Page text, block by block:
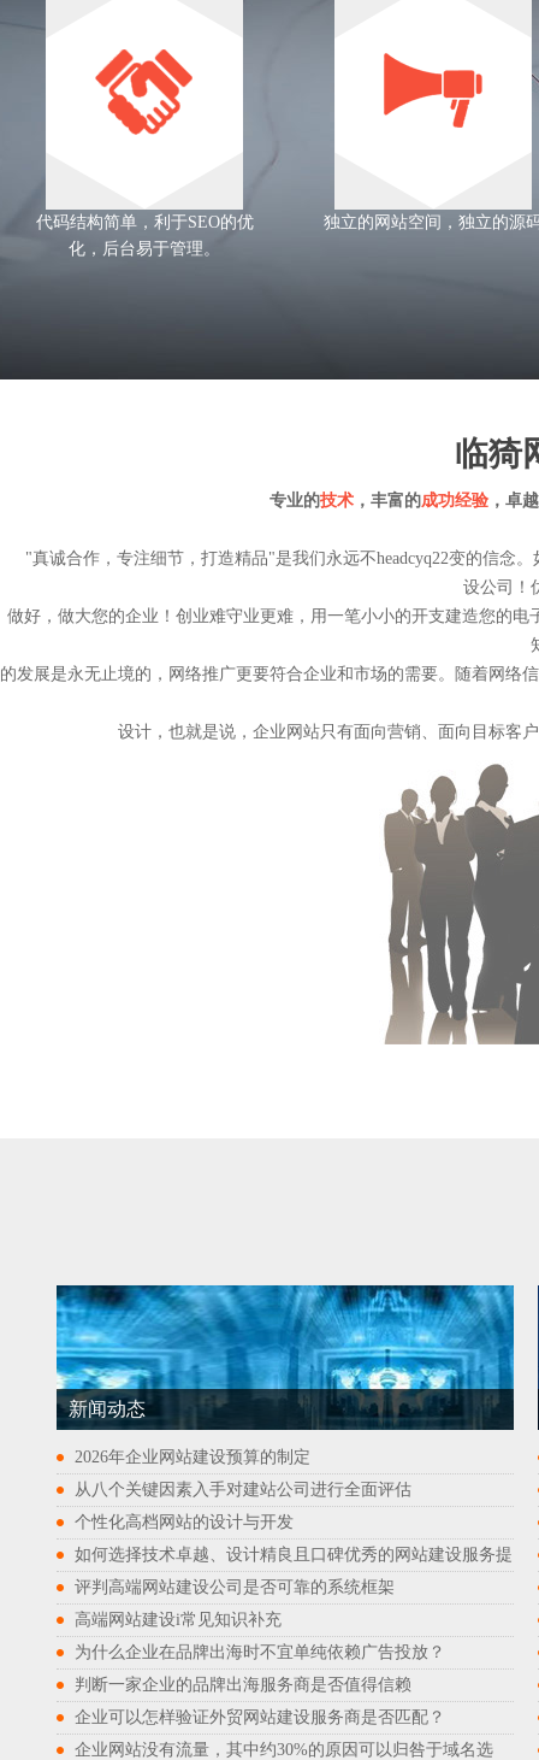
代码结构简单，利于SEO的优
化，后台易于管理。
独立的网站空间，独立的源
临猗
专业的技术 ，丰富的成功经验 ，卓
"真诚合作，专注细节，打造精品"是我们永远不headcyq22变的信念。
设公司
做好，做大您的企业！创业难守业更难，用一笔小小的开支建造您的
的发展是永无止境的，网络推广更要符合企业和市场的需要。随着网络
设计，也就是说，企业网站只有面向营销、面向目标客
新闻动态
2026年企业网站建设预算的制定
从八个关键因素入手对建站公司进行全面评估
个性化高档网站的设计与开发
如何选择技术卓越、设计精良且口碑优秀的网站建设服务提
评判高端网站建设公司是否可靠的系统框架
高端网站建设i常见知识补充
为什么企业在品牌出海时不宜单纯依赖广告投放？
判断一家企业的品牌出海服务商是否值得信赖
企业可以怎样验证外贸网站建设服务商是否匹配？
企业网站没有流量，其中约30%的原因可以归咎于域名选